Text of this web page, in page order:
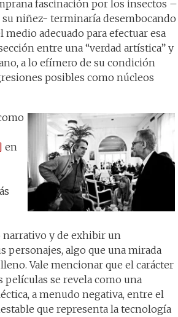
fascinación por los insectos –
niñez- terminaría desembocando
adecuado para efectuar esa
entre una “verdad artística” y
a lo efímero de su condición
posibles como núcleos
en
narrativo y de exhibir un
personajes, algo que una mirada
Vale mencionar que el carácter
se revela como una
a menudo negativa, entre el
que representa la tecnología